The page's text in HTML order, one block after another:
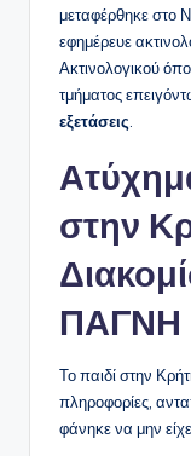
μεταφέρθηκε στο
εφημέρευε
Ακτινολογικού
τμήματος
εξετάσεις
στην
ΠΑΓΝΗ
Το παιδί στην
πληροφορίες,
φάνηκε να μην